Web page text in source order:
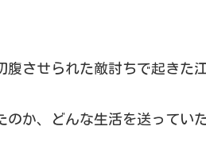
させられた敵討ちで起きた
か、どんな生活を送ってい